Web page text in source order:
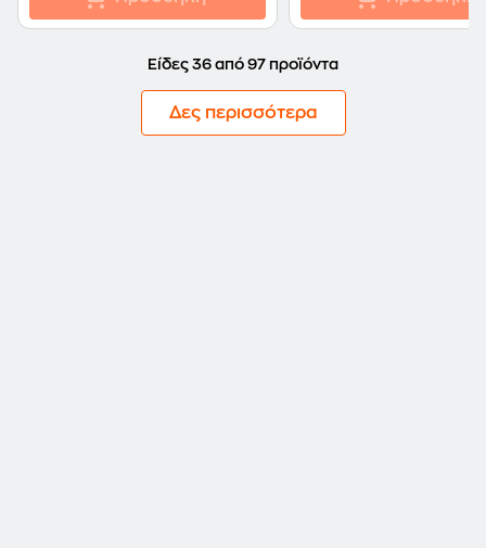
Είδες 36 από 97 προϊόντα
Δες περισσότερα